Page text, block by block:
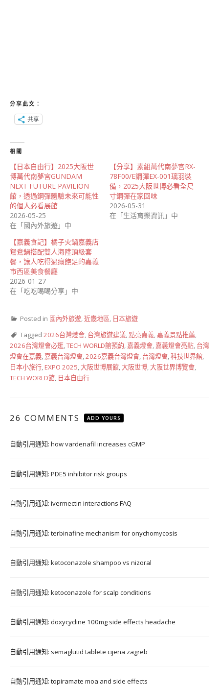
分享此文：
共享
相關
【日本自由行】2025大阪世
博萬代南夢宮GUNDAM
NEXT FUTURE PAVILION
館，透過鋼彈體驗未來可能性
的個人必看展館
2026-05-25
在「國內外旅遊」中
【分享】素組萬代南夢宮RX-
78F00/E鋼彈EX-001璃羽裝
備，2025大阪世博必看全尺
寸鋼彈在家回味
2026-05-31
在「生活育樂資訊」中
【嘉義食記】橘子火鍋嘉義店
鴛鴦鍋搭配雙人海陸頂級套
餐，讓人吃得過癮飽足的嘉義
市西區美食餐廳
2026-01-27
在「吃吃喝喝分享」中
Posted in 國內外旅遊,近畿地區, 日本旅遊
Tagged 2026台灣燈會, 台灣旅遊建議,點亮嘉義, 嘉義景點推薦,
2026台灣燈會必逛,TECH WORLD館預約, 嘉義燈會, 嘉義燈會亮點, 台灣
燈會在嘉義, 嘉義台灣燈會,2026嘉義台灣燈會, 台灣燈會,科技世界館,
日本小旅行,EXPO 2025,大阪世博展館,大阪世博,大阪世界博覽會,
TECH WORLD館, 日本自由行
26 COMMENTS ADD YOURS
自動引用通知: how vardenafil increases cGMP
自動引用通知: PDE5 inhibitor risk groups
自動引用通知: ivermectin interactions FAQ
自動引用通知: terbinafine mechanism for onychomycosis
自動引用通知: ketoconazole shampoo vs nizoral
自動引用通知: ketoconazole for scalp conditions
自動引用通知: doxycycline 100mg side effects headache
自動引用通知: semaglutid tablete cijena zagreb
自動引用通知: topiramate moa and side effects